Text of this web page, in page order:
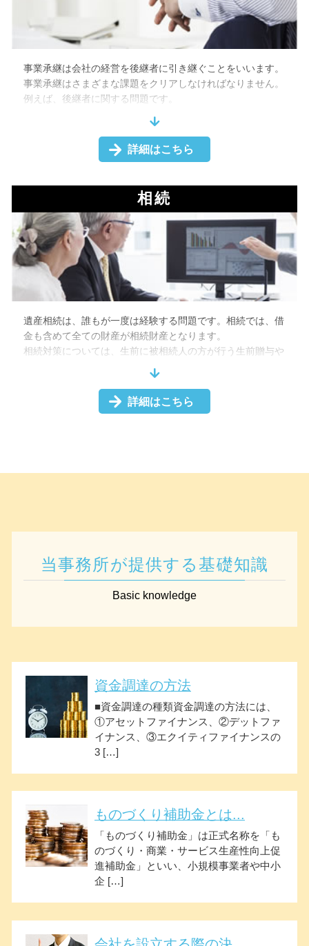
事業承継は会社の経営を後継者に引き継ぐことをいいます。
事業承継はさまざまな課題をクリアしなければなりません。
例えば、後継者に関する問題です。
中小企業庁によると後継者が見つからず、2025年までに廃
業する可能性がある企業は約127万社に上るとされていま
親族承継を続けてきた企業が少子高齢化などで会社の後継者
つけることが一つの課題となるのです。
しかし、後継者が見つからなくてもM&Aを利用した事業承継
など、会社を残す方法はあります。
さまざまな事業承継の方法についてメリットやデメリットを
把握することで、適切な事業承継の方法を模索できるので
す。
詳細はこちら
相続
遺産相続は、誰もが一度は経験する問題です。相続では、借
金も含めて全ての財産が相続財産となります。
相続対策については、生前に被相続人の方が行う生前贈与や
遺言書の作成をはじめ、相続発生後の遺産分割や、知ってお
くと有益な制度など、多岐に渡ります。
そのような様々な対策について、個人の方だけで判断した
り、手続きを行うのは、非常に難解で煩雑であるといえま
できます。
詳細はこちら
当事務所が提供する基礎知識
Basic knowledge
資金調達の方法
■資金調達の種類資金調達の方法には、
①アセットファイナンス、②デットファ
イナンス、③エクイティファイナンスの
3 […]
ものづくり補助金とは...
「ものづくり補助金」は正式名称を「も
のづくり・商業・サービス生産性向上促
進補助金」といい、小規模事業者や中小
企 […]